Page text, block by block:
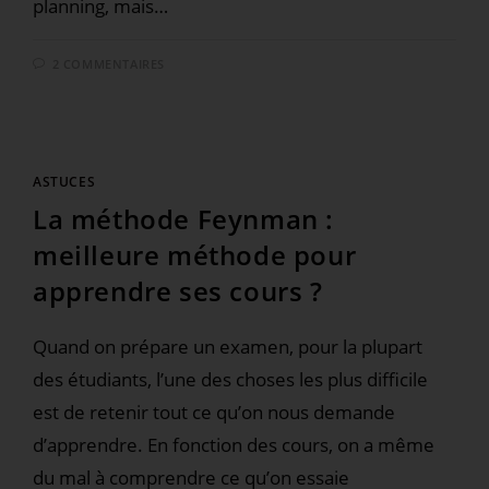
planning, mais…
ASTUCES
La méthode Feynman :
meilleure méthode pour
apprendre ses cours ?
Quand on prépare un examen, pour la plupart
des étudiants, l’une des choses les plus difficile
est de retenir tout ce qu’on nous demande
d’apprendre. En fonction des cours, on a même
du mal à comprendre ce qu’on essaie